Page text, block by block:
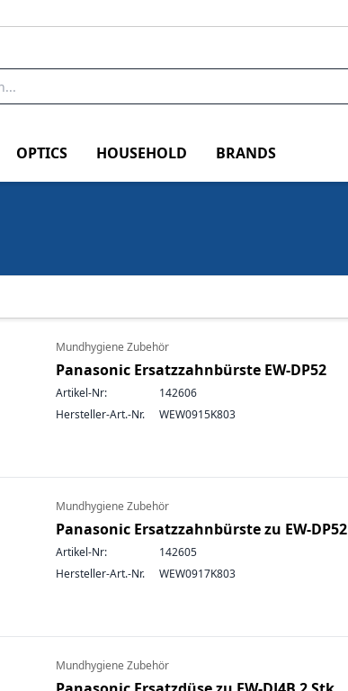
OPTICS HOUSEHOLD BRANDS
Mundhygiene Zubehör
Panasonic Ersatzzahnbürste EW-DP52
Artikel-Nr:
142606
Hersteller-Art.-Nr.
WEW0915K803
Mundhygiene Zubehör
Panasonic Ersatzzahnbürste zu EW-DP52
Artikel-Nr:
142605
Hersteller-Art.-Nr.
WEW0917K803
Mundhygiene Zubehör